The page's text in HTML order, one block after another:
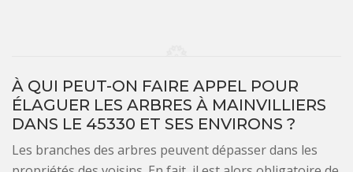
À QUI PEUT-ON FAIRE APPEL POUR
ÉLAGUER LES ARBRES À MAINVILLIERS
DANS LE 45330 ET SES ENVIRONS ?
Les branches des arbres peuvent dépasser dans les